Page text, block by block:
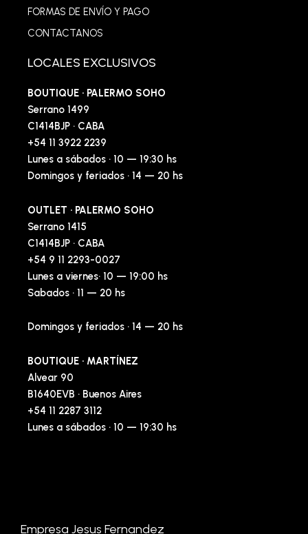
FORMAS DE ENVÍO Y PAGO
CONTACTANOS
LOCALES EXCLUSIVOS
BOUTIQUE · PALERMO SOHO
Serrano 1499
C1414BJP · CABA
+54 11 3922 2239
Lunes a sábados · 10 — 19:30 hs
Domingos y feriados · 14 — 20 hs
OUTLET · PALERMO SOHO
Serrano 1415
C1414BJP · CABA
+54 9 11 2293-0027
Lunes a viernes· 10 — 19:00 hs
Sabados · 11 — 20 hs
Domingos y feriados · 14 — 20 hs
BOUTIQUE · MARTÍNEZ
Alvear 90
B1640EVB · Buenos Aires
+54 11 2287 3112
Lunes a sábados · 10 — 19:30 hs
Empresa Jesus Fernandez